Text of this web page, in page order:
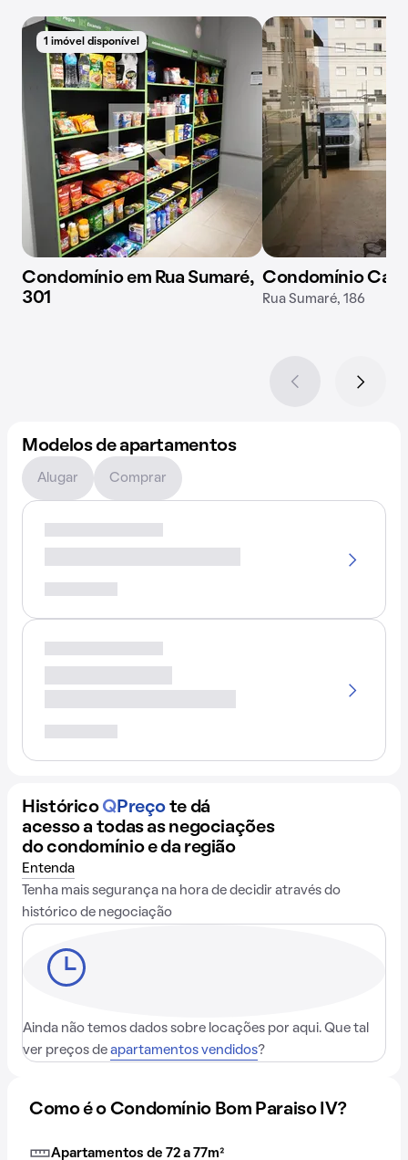
1 imóvel disponível
Condomínio em Rua Sumaré,
301
Condomínio
Rua Sumaré, 186
Modelos de apartamentos
Alugar Comprar
Histórico QPreço te dá
acesso a todas as negociações
do condomínio e da região
Entenda
Tenha mais segurança na hora de decidir através do
histórico de negociação
Ainda não temos dados sobre locações por aqui. Que tal
ver preços de apartamentos vendidos?
Como é o Condomínio Bom Paraiso IV?
Apartamentos de 72 a 77m²